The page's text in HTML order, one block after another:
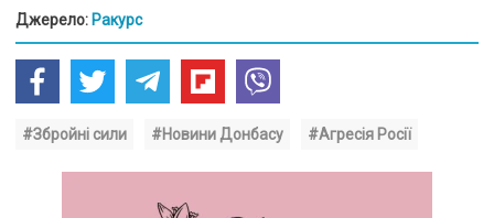
Джерело: Ракурс
#Збройні сили #Новини Донбасу #Агресія Росії